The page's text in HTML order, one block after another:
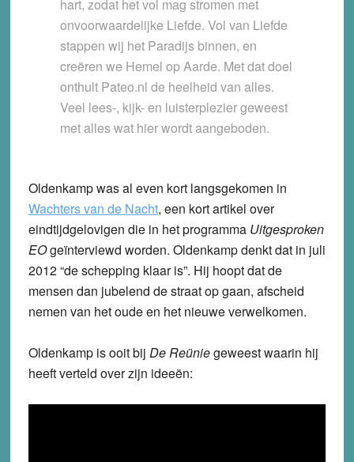
hart, zodat het vol mag stromen met
onvoorwaardelijke Liefde. Vol van Liefde
stappen wij het Paradijs binnen, en
creëren we Hemel op Aarde. Met dat doel
onthult Pateo.nl de heelheid van alles.
Veel lees-, kijk- en luisterplezier geweest
met alles wat hier wordt aangeboden.
Oldenkamp was al even kort langsgekomen in
Wachters van de Nacht, een kort artikel over
eindtijdgelovigen die in het programma Uitgesproken
EOgeïnterviewd worden. Oldenkamp denkt dat in juli
2012 “de schepping klaar is”. Hij hoopt dat de
mensen dan jubelend de straat op gaan, afscheid
nemen van het oude en het nieuwe verwelkomen.
Oldenkamp is ooit bij De Reüniegeweest waarin hij
heeft verteld over zijn ideeën: